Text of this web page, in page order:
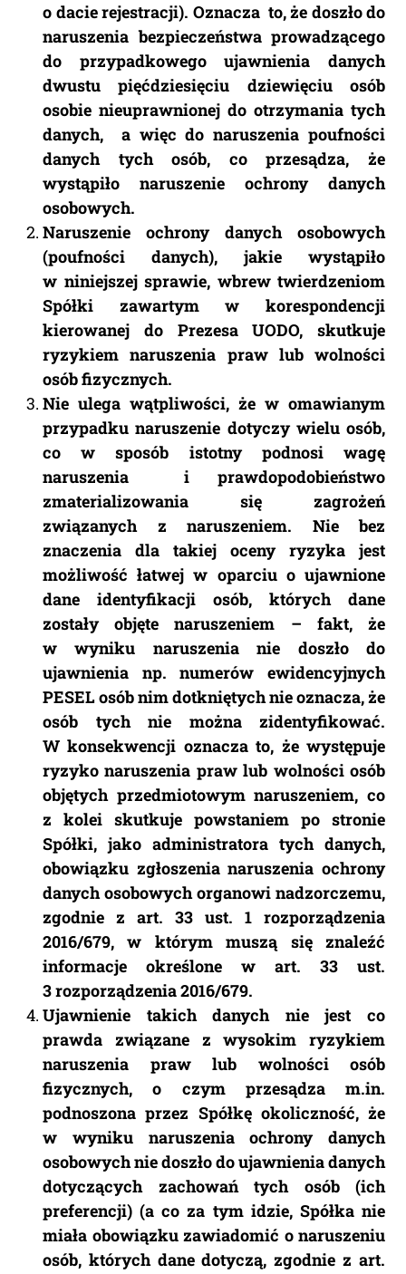
o dacie rejestracji). Oznacza to, że doszło do
naruszenia bezpieczeństwa prowadzącego
do przypadkowego ujawnienia danych
dwustu pięćdziesięciu dziewięciu osób
osobie nieuprawnionej do otrzymania tych
danych, a więc do naruszenia poufności
danych tych osób, co przesądza, że
wystąpiło naruszenie ochrony danych
osobowych.
Naruszenie ochrony danych osobowych
(poufności danych), jakie wystąpiło
w niniejszej sprawie, wbrew twierdzeniom
Spółki zawartym w korespondencji
kierowanej do Prezesa UODO, skutkuje
ryzykiem naruszenia praw lub wolności
osób fizycznych.
Nie ulega wątpliwości, że w omawianym
przypadku naruszenie dotyczy wielu osób,
co w sposób istotny podnosi wagę
naruszenia i prawdopodobieństwo
zmaterializowania się zagrożeń
związanych z naruszeniem. Nie bez
znaczenia dla takiej oceny ryzyka jest
możliwość łatwej w oparciu o ujawnione
dane identyfikacji osób, których dane
zostały objęte naruszeniem – fakt, że
w wyniku naruszenia nie doszło do
ujawnienia np. numerów ewidencyjnych
PESEL osób nim dotkniętych nie oznacza, że
osób tych nie można zidentyfikować.
W konsekwencji oznacza to, że występuje
ryzyko naruszenia praw lub wolności osób
objętych przedmiotowym naruszeniem, co
z kolei skutkuje powstaniem po stronie
Spółki, jako administratora tych danych,
obowiązku zgłoszenia naruszenia ochrony
danych osobowych organowi nadzorczemu,
zgodnie z art. 33 ust. 1 rozporządzenia
2016/679, w którym muszą się znaleźć
informacje określone w art. 33 ust.
3 rozporządzenia 2016/679.
Ujawnienie takich danych nie jest co
prawda związane z wysokim ryzykiem
naruszenia praw lub wolności osób
fizycznych, o czym przesądza m.in.
podnoszona przez Spółkę okoliczność, że
w wyniku naruszenia ochrony danych
osobowych nie doszło do ujawnienia danych
dotyczących zachowań tych osób (ich
preferencji) (a co za tym idzie, Spółka nie
miała obowiązku zawiadomić o naruszeniu
osób, których dane dotyczą, zgodnie z art.